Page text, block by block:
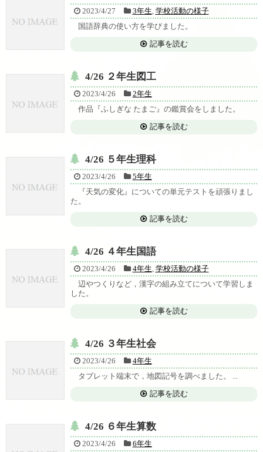
2023/4/27 3年生 学校活動の様子
国語辞典の使い方を学びました。
記事を読む
4/26 ２年生図工
2023/4/26
2年生
作品『ふしぎな たまご』の鑑賞会をしました。
記事を読む
4/26 ５年生理科
2023/4/26
5年生
『天気の変化』についての単元テストを頑張りまし
た。
記事を読む
4/26 ４年生国語
2023/4/26 4年生 学校活動の様子
辺やつくりなど，漢字の組み立てについて学習しま
した。
記事を読む
4/26 ３年生社会
2023/4/26
4年生
タブレット端末で，地図記号を調べました。 ...
記事を読む
4/26 ６年生算数
2023/4/26
6年生